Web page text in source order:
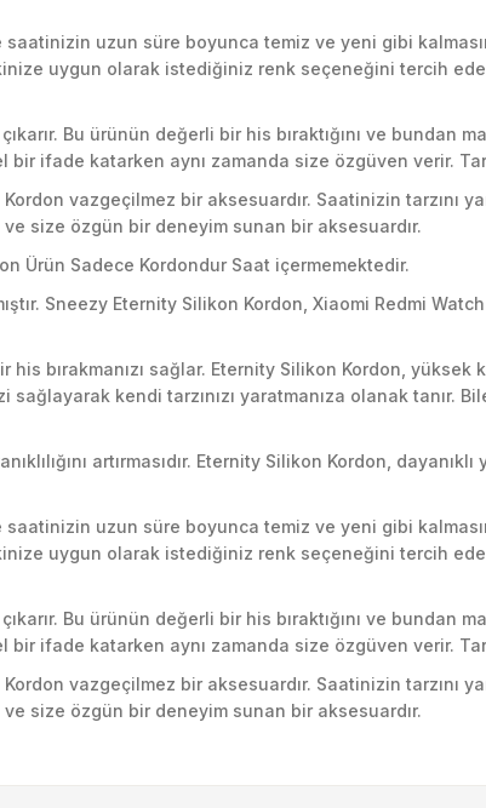
uzun süre boyunca temiz ve yeni gibi
uygun olarak istediğiniz renk seçeneğini tercih
Bu ürünün değerli bir his bıraktığını ve bundan
ifade katarken aynı zamanda size özgüven verir.
vazgeçilmez bir aksesuardır. Saatinizin tarzını
size özgün bir deneyim sunan bir aksesuardır.
Ürün Sadece Kordondur Saat içermemektedir.
Sneezy Eternity Silikon Kordon, Xiaomi Redmi
bırakmanızı sağlar. Eternity Silikon Kordon,
sağlayarak kendi tarzınızı yaratmanıza olanak tanır.
artırmasıdır. Eternity Silikon Kordon,
uzun süre boyunca temiz ve yeni gibi
uygun olarak istediğiniz renk seçeneğini tercih
Bu ürünün değerli bir his bıraktığını ve bundan
ifade katarken aynı zamanda size özgüven verir.
vazgeçilmez bir aksesuardır. Saatinizin tarzını
size özgün bir deneyim sunan bir aksesuardır.